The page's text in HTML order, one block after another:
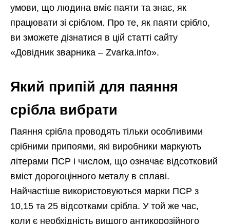
умови, що людина вміє паяти та знає, як
працювати зі сріблом. Про те, як паяти срібло,
ви зможете дізнатися в цій статті сайту
«Довідник зварника – Zvarka.info».
Який припій для паяння
срібла вибрати
Паяння срібла проводять тільки особливими
срібними припоями, які виробники маркують
літерами ПСР і числом, що означає відсотковий
вміст дорогоцінного металу в сплаві.
Найчастіше використовуються марки ПСР з
10,15 та 25 відсотками срібла. У той же час,
коли є необхідність вищого антикорозійного